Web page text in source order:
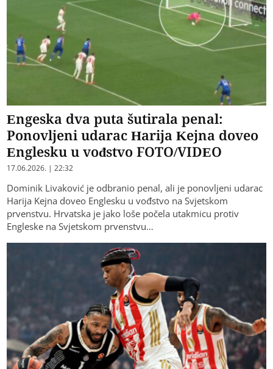
Engeska dva puta šutirala penal:
Ponovljeni udarac Harija Kejna doveo
Englesku u vođstvo FOTO/VIDEO
17.06.2026. | 22:32
Dominik Livaković je odbranio penal, ali je ponovljeni udarac
Harija Kejna doveo Englesku u vođstvo na Svjetskom
prvenstvu. Hrvatska je jako loše počela utakmicu protiv
Engleske na Svjetskom prvenstvu…